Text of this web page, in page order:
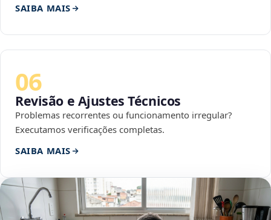
SAIBA MAIS
06
Revisão e Ajustes Técnicos
Problemas recorrentes ou funcionamento irregular?
Executamos verificações completas.
SAIBA MAIS